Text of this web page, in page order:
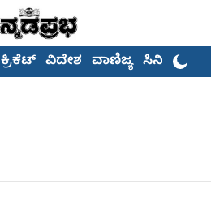
ಕ್ರಿಕೆಟ್ ವಿದೇಶ ವಾಣಿಜ್ಯ ಸಿನಿಮಾ